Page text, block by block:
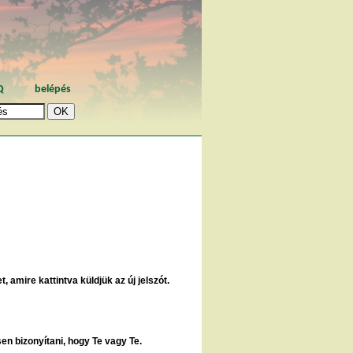
belépés
amire kattintva küldjük az új jelszót.
bizonyítani, hogy Te vagy Te.